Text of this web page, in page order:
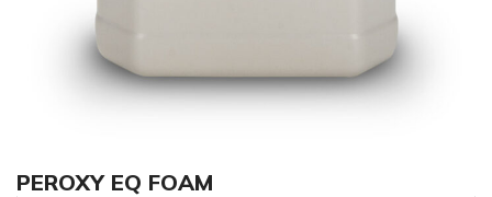
PEROXY EQ FOAM